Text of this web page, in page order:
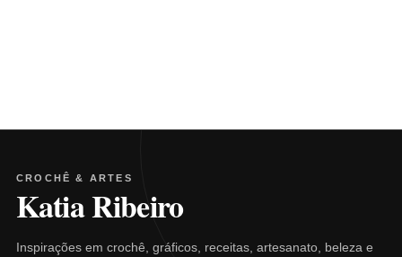
CROCHÊ & ARTES
Katia Ribeiro
Inspirações em crochê, gráficos, receitas, artesanato, beleza e